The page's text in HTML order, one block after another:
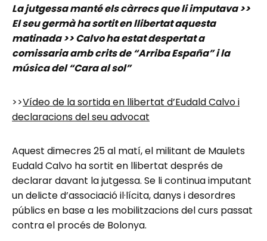
La jutgessa manté els càrrecs que li imputava >>
El seu germà ha sortit en llibertat aquesta
matinada >> Calvo ha estat despertat a
comissaria amb crits de “Arriba España” i la
música del “Cara al sol”
>>Vídeo de la sortida en llibertat d’Eudald Calvo i
declaracions del seu advocat
Aquest dimecres 25 al matí, el militant de Maulets
Eudald Calvo ha sortit en llibertat després de
declarar davant la jutgessa. Se li continua imputant
un delicte d’associació il·lícita, danys i desordres
públics en base a les mobilitzacions del curs passat
contra el procés de Bolonya.